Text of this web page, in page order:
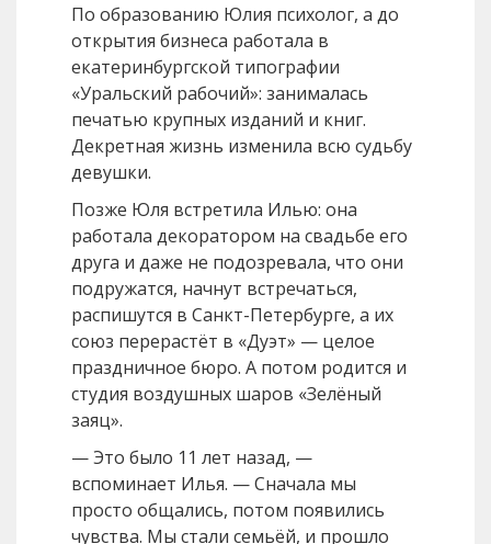
По образованию Юлия психолог, а до
открытия бизнеса работала в
екатеринбургской типографии
«Уральский рабочий»: занималась
печатью крупных изданий и книг.
Декретная жизнь изменила всю судьбу
девушки.
Позже Юля встретила Илью: она
работала декоратором на свадьбе его
друга и даже не подозревала, что они
подружатся, начнут встречаться,
распишутся в Санкт-Петербурге, а их
союз перерастёт в «Дуэт» — целое
праздничное бюро. А потом родится и
студия воздушных шаров «Зелёный
заяц».
— Это было 11 лет назад, —
вспоминает Илья. — Сначала мы
просто общались, потом появились
чувства. Мы стали семьёй, и прошло